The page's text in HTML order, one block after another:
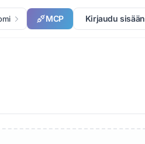
MCP Kirjaudu sisään